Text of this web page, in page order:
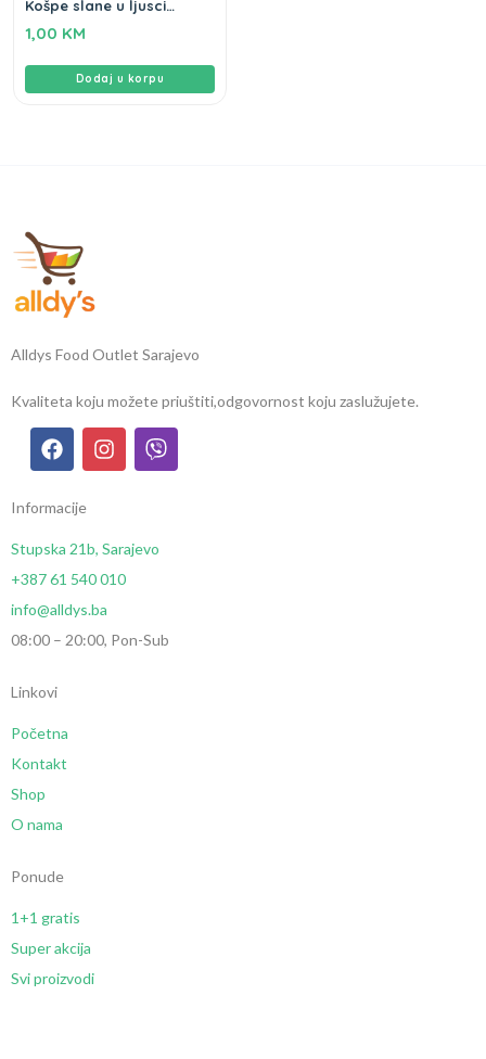
Košpe slane u ljusci
1,00 KM
Dodaj u korpu
Alldys Food Outlet Sarajevo
Kvaliteta koju možete priuštiti,odgovornost koju zaslužujete.
Informacije
Stupska 21b, Sarajevo
+387 61 540 010
info@alldys.ba
08:00 – 20:00, Pon-Sub
Linkovi
Početna
Kontakt
Shop
O nama
Ponude
1+1 gratis
Super akcija
Svi proizvodi